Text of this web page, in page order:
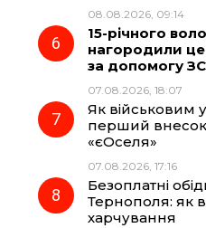
08.08.2026, 09:14
15-річного
нагородили
за допомогу
07.08.2026, 18:07
Як військовим
перший внесок
«єОселя»
07.08.2026, 17:16
Безоплатні
Тернополя: як
харчування